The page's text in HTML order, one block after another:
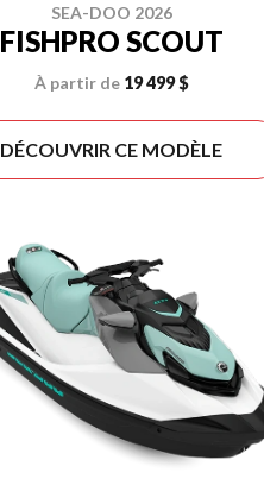
SEA-DOO 2026
FISHPRO SCOUT
À partir de 19 499 $
DÉCOUVRIR CE MODÈLE